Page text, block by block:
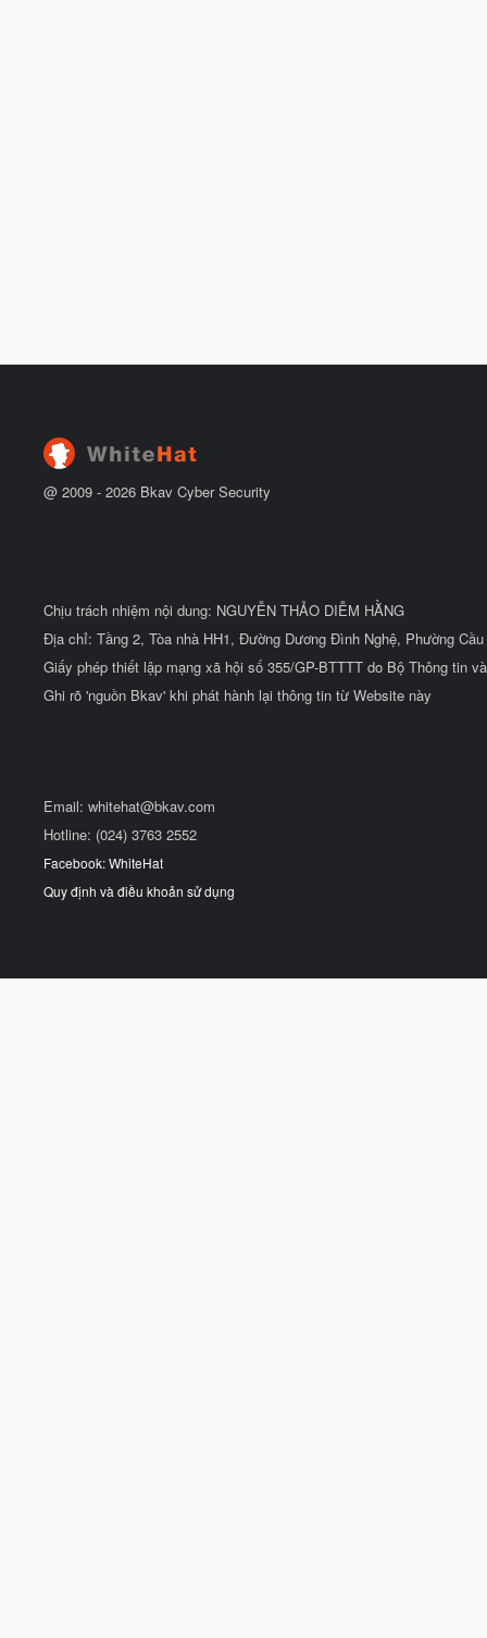
@ 2009 - 2026 Bkav Cyber Security
Chịu trách nhiệm nội dung: NGUYỄN THẢO DIỄM HẰNG
Địa chỉ: Tầng 2, Tòa nhà HH1, Đường Dương Đình Nghệ, Phường
Giấy phép thiết lập mạng xã hội số 355/GP-BTTTT do Bộ Thông tin
Ghi rõ 'nguồn Bkav' khi phát hành lại thông tin từ Website này
Email: whitehat@bkav.com
Hotline: (024) 3763 2552
Facebook: WhiteHat
Quy định và điều khoản sử dụng